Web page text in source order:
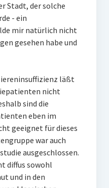
Stadt, der solche
- ein
mir natürlich nicht
gesehen habe und
läßt
nicht
sind die
eben im
geeignet für dieses
war auch
ausgeschlossen.
diffus sowohl
und in den